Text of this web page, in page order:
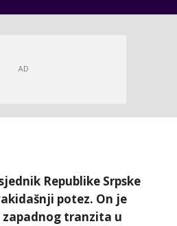
Republike Srpske
potez. On je
tranzita u